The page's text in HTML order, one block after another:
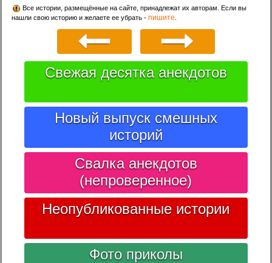
Все истории, размещённые на сайте, принадлежат их авторам. Если вы
нашли свою историю и желаете ее убрать -пишите
Свежая десятка анекдотов
Новый выпуск смешных
историй
Свалка анекдотов
(непроверенное)
Неопубликованные истории
Фото приколы